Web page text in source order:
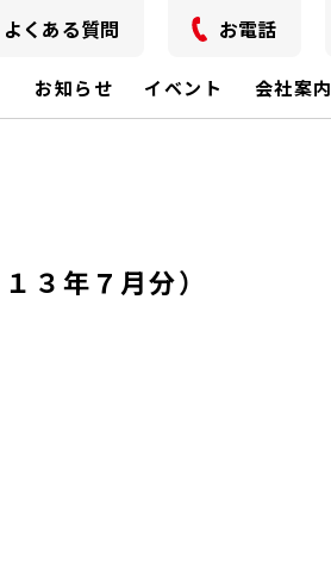
お知らせ イベント 会社案内
よくある質問 お電話
３年７月分）